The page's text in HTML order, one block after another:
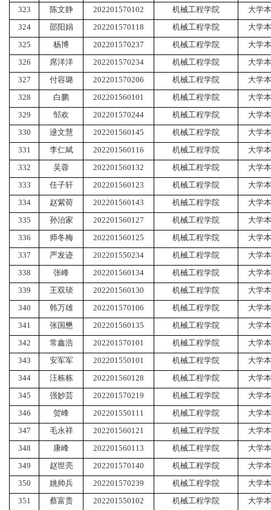
323 陈文静 202201570102 机械工程学院
大学
324
邵阳娟 202201570118 机械工程学院
大学
325
杨博 202201570237 机械工程学院
大学
326
席洋洋 202201570234 机械工程学院
大学
327
付容璐 202201570206 机械工程学院
大学
328
白鹏 202201560101 机械工程学院
大学
329
邹欢 202201570244 机械工程学院
大学
330
逯文慧 202201560145 机械工程学院
大学
331
李仁斌 202201560116 机械工程学院
大学
332
吴蓉 202201560132 机械工程学院
大学
333
任子轩 202201560123 机械工程学院
大学
334
赵紫荷 202201560143 机械工程学院
大学
335
孙治家 202201560127 机械工程学院
大学
336
师冬梅 202201560125 机械工程学院
大学
337
严发迹 202201550234 机械工程学院
大学
338
张峰 202201560134 机械工程学院
大学
339
王双琰 202201560130 机械工程学院
大学
340
韩万雄 202201570106 机械工程学院
大学
341
张国懋 202201560135 机械工程学院
大学
342
常鑫浩 202201570101 机械工程学院
大学
343
安军军 202201550101 机械工程学院
大学
344
汪栋栋 202201560128 机械工程学院
大学
345
强妙芸 202201570219 机械工程学院
大学
346
贺峰 202201550111 机械工程学院
大学
347
毛永祥 202201560121 机械工程学院
大学
348
康峰 202201560113 机械工程学院
大学
349
赵世亮 202201570140 机械工程学院
大学
350
姚帅兵 202201570239 机械工程学院
大学
351
蔡富贵 202201550102 机械工程学院
大学